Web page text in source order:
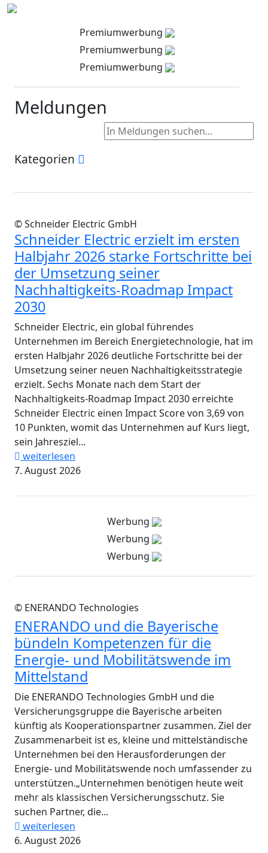
Premiumwerbung
Premiumwerbung
Premiumwerbung
Meldungen
Kategorien
© Schneider Electric GmbH
Schneider Electric erzielt im ersten
Halbjahr 2026 starke Fortschritte bei
der Umsetzung seiner
Nachhaltigkeits-Roadmap Impact
2030
Schneider Electric, ein global führendes
Unternehmen im Bereich Energietechnologie, hat im
ersten Halbjahr 2026 deutliche Fortschritte bei der
Umsetzung seiner neuen Nachhaltigkeitsstrategie
erzielt. Sechs Monate nach dem Start der
Nachhaltigkeits-Roadmap Impact 2030 erreichte
Schneider Electric einen Impact Score von 3,69 von
10 Punkten, womit das Unternehmen auf Kurs liegt,
sein Jahresziel...
weiterlesen
7. August 2026
Werbung
Werbung
Werbung
© ENERANDO Technologies
ENERANDO und die Bayerische
bündeln Kompetenzen für die
Energie- und Mobilitätswende im
Mittelstand
Die ENERANDO Technologies GmbH und die
Versicherungsgruppe die Bayerische arbeiten
künftig als Kooperationspartner zusammen. Ziel der
Zusammenarbeit ist es, kleine und mittelständische
Unternehmen bei den Herausforderungen der
Energie- und Mobilitätswende noch umfassender zu
unterstützen.„Unternehmen benötigen heute weit
mehr als klassischen Versicherungsschutz. Sie
suchen Partner, die...
weiterlesen
6. August 2026